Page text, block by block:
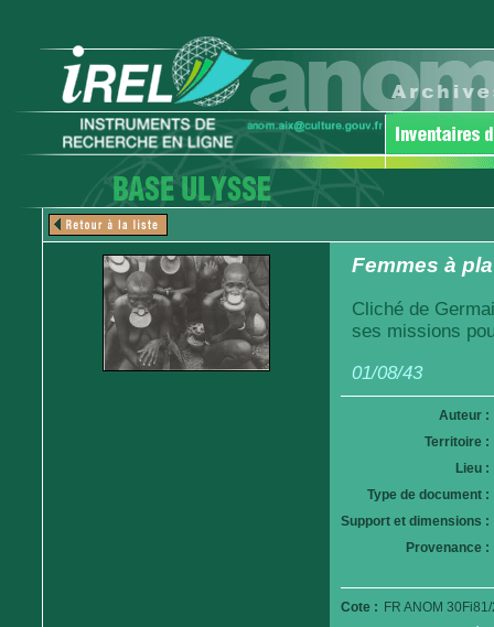
Femmes à
Cliché de
ses missions
01/08/43
Auteur :
Territoire :
Lieu :
Type de document :
Support et dimensions :
Provenance :
Cote : FR ANOM